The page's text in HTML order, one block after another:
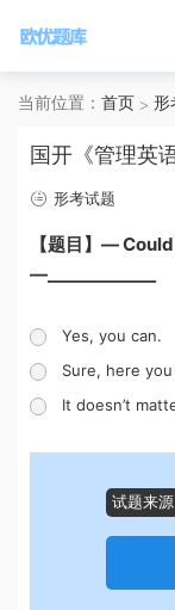
当前位置： 首页 形
国开《管理英
形考试题
【题目】—
—_____________
Yes, you can.
Sure, here
It doesn’t
试题来源